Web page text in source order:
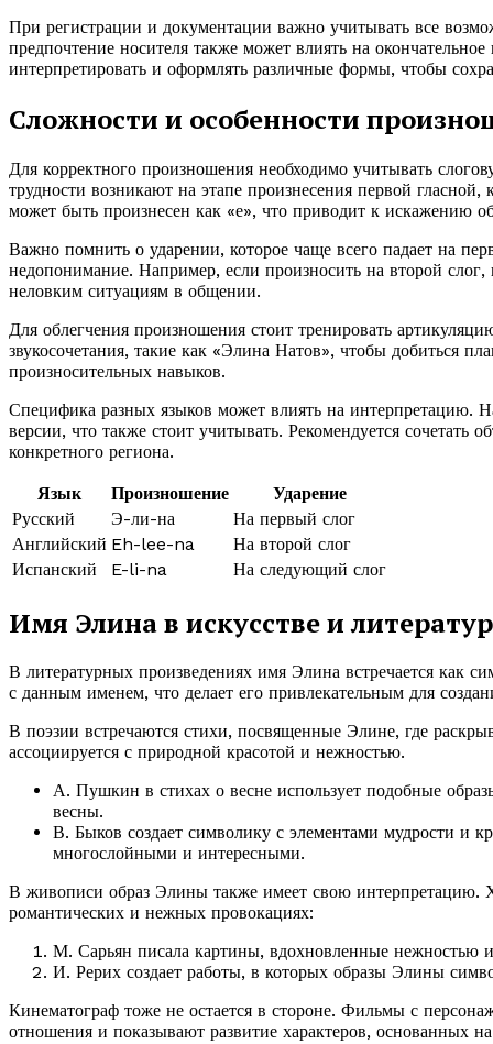
При регистрации и документации важно учитывать все
предпочтение носителя также может влиять на
интерпретировать и оформлять различные формы, чтобы
Сложности и особенности
Для корректного произношения необходимо учитывать
трудности возникают на этапе произнесения первой
может быть произнесен как «е», что приводит к искажению
Важно помнить о ударении, которое чаще всего падает на
недопонимание. Например, если произносить на второй
неловким ситуациям в общении.
Для облегчения произношения стоит тренировать
звукосочетания, такие как «Элина Натов», чтобы добиться
произносительных навыков.
Специфика разных языков может влиять на интерпретацию.
версии, что также стоит учитывать. Рекомендуется
конкретного региона.
Язык
Произношение
Ударение
Русский
Э-ли-на
На первый слог
Английский Eh-lee-na
На второй слог
Испанский
E-li-na На следующий слог
Имя Элина в искусстве и
В литературных произведениях имя Элина встречается как
с данным именем, что делает его привлекательным для
В поэзии встречаются стихи, посвященные Элине, где
ассоциируется с природной красотой и нежностью.
А. Пушкин в стихах о весне использует подобные
весны.
В. Быков создает символику с элементами мудрости и
многослойными и интересными.
В живописи образ Элины также имеет свою
романтических и нежных провокациях:
М. Сарьян писала картины, вдохновленные нежностью
И. Рерих создает работы, в которых образы Элины
Кинематограф тоже не остается в стороне. Фильмы с
отношения и показывают развитие характеров, основанных